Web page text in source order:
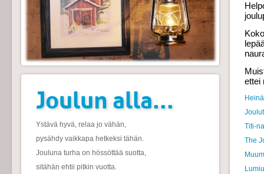
Joulun alla...
Ystävä hyvä, relaa jo vähän,
pysähdy vaikkapa hetkeksi tähän.
Jouluna turha on hössöttää suotta,
sitähän ehtii pitkin vuotta.
ettei
Titi-
The